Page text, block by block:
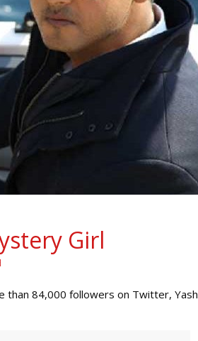
Girl
than 84,000 followers on Twitter, Yash